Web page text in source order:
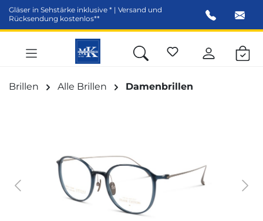
springen
Gläser in Sehstärke inklusive * | Versand und
Rücksendung kostenlos**
Brillen Alle Brillen Damenbrillen